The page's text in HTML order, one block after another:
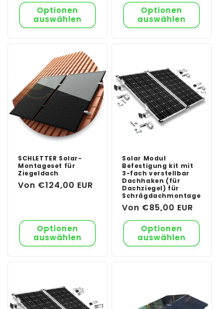
Optionen
auswählen
Optionen
auswählen
SCHLETTER Solar-
Montageset für
Ziegeldach
Normaler
Von €124,00 EUR
Optionen
auswählen
Solar Modul
Befestigung kit mit
3-fach verstellbar
Dachhaken (für
Dachziegel) für
Schrägdachmontage
Normaler
Preis
Von €85,00 EUR
Optionen
auswählen